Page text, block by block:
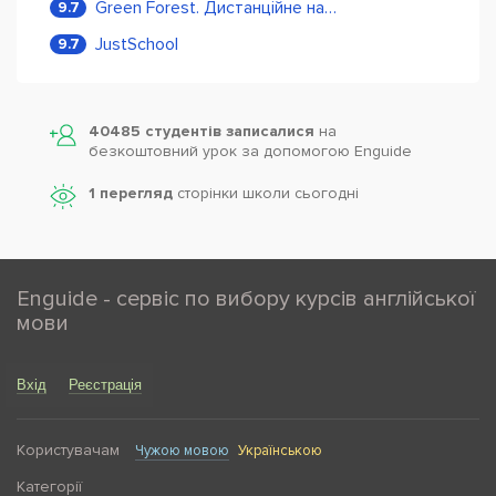
9.7 Green Forest. Дистанційне навчання
9.7 JustSchool
40485 студентів записалися на
безкоштовний урок за допомогою Enguide
1 перегляд сторінки школи cьогодні
Enguide - сервіс по вибору курсів англійської
мови
Вхід Реєстрація
Користувачам Чужою мовою Українською
Категорії